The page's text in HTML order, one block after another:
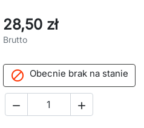
28,50 zł
Brutto
 Obecnie brak na stanie
 